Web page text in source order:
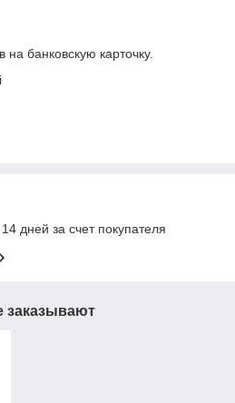
банковскую карточку.
дней за счет покупателя
заказывают